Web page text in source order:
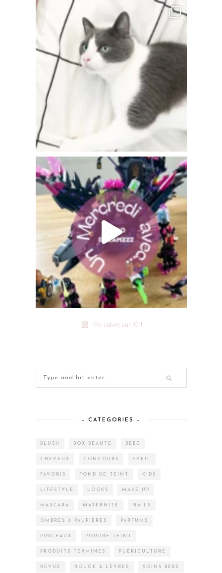
Me suivre sur IG !
– CATEGORIES –
BLUSH BOX BEAUTÉ BÉBÉ
CHEVEUX CONCOURS EVEIL
FAVORIS FOND DE TEINT KIDS
LIFESTYLE LOOKS MAKE-UP
MASCARA MATERNITÉ NAILS
OMBRES À PAUPIÈRES PARFUMS
PINCEAUX POUDRE TEINT
PRODUITS TERMINÉS PUÉRICULTURE
REVUE ROUGE À LÈVRES SOINS BÉBÉ